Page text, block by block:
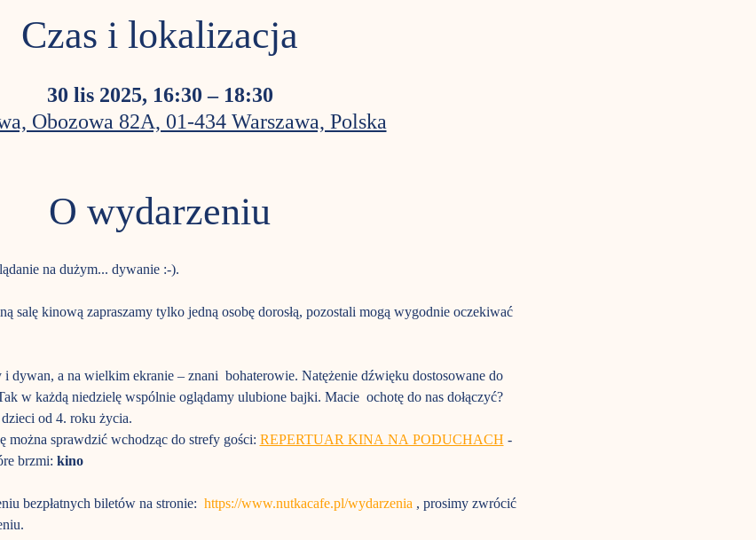
Czas i lokalizacja
30 lis 2025, 16:30 – 18:30
Obozowa 82A, 01-434 Warszawa, Polska
O wydarzeniu
na dużym... dywanie :-).
salę kinową zapraszamy tylko jedną osobę dorosłą, pozostali mogą wygodnie oczekiwać
dywan, a na wielkim ekranie – znani  bohaterowie. Natężenie dźwięku dostosowane do
w każdą niedzielę wspólnie oglądamy ulubione bajki. Macie  ochotę do nas dołączyć?
od 4. roku życia.
można sprawdzić wchodząc do strefy gości: REPERTUAR KINA NA PODUCHACH -
brzmi: kino
bezpłatnych biletów na stronie: https://www.nutkacafe.pl/wydarzenia , prosimy zwrócić